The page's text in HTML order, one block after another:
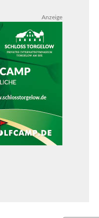
Anzeige